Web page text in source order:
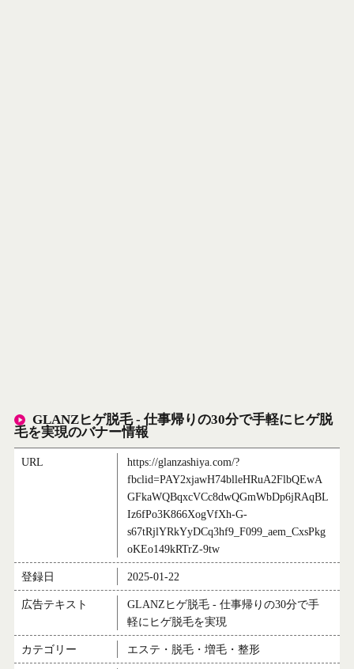
GLANZヒゲ脱毛 - 仕事帰りの30分で手軽にヒゲ脱
毛を実現のバナー情報
URL
https://glanzashiya.com/?
fbclid=PAY2xjawH74blleHRuA2FlbQEwA
GFkaWQBqxcVCc8dwQGmWbDp6jRAqBL
Iz6fPo3K866XogVfXh-G-
s67tRjlYRkYyDCq3hf9_F099_aem_CxsPkg
oKEo149kRTrZ-9tw
登録日 2025-01-22
広告テキスト
GLANZヒゲ脱毛 - 仕事帰りの30分で手
軽にヒゲ脱毛を実現
カテゴリー エステ・脱毛・増毛・整形